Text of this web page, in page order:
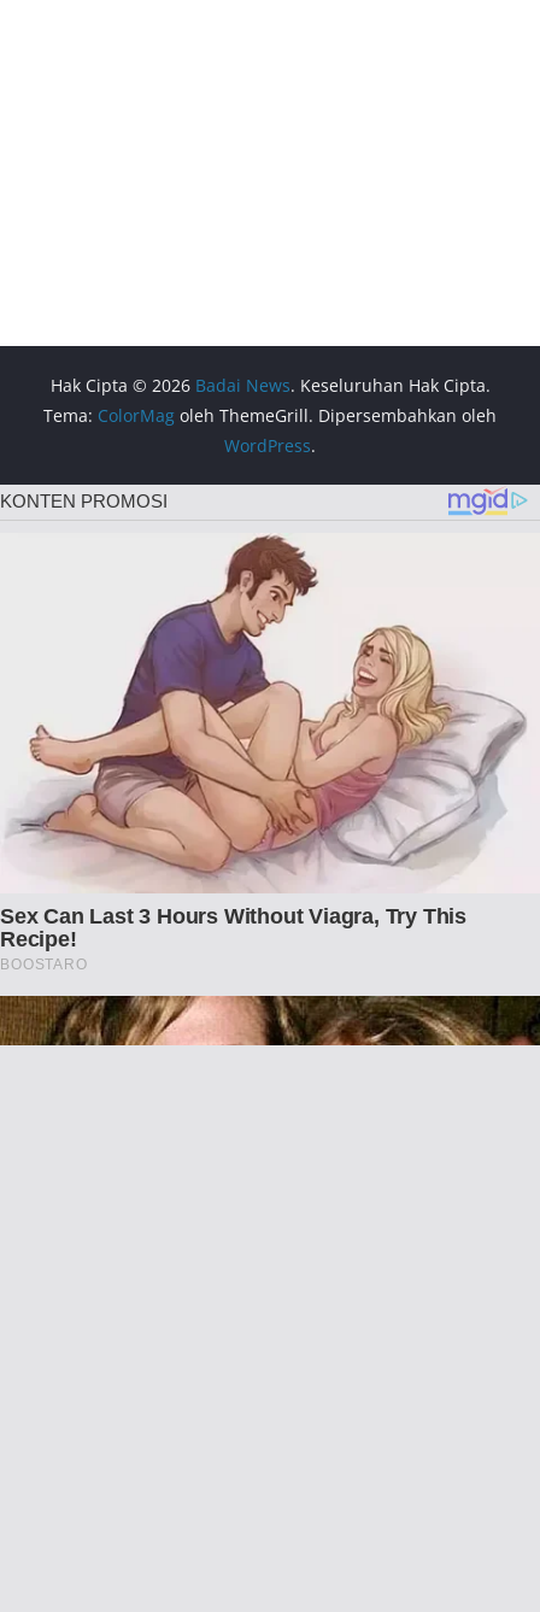
Hak Cipta © 2026 Badai News. Keseluruhan Hak Cipta.
Tema: ColorMag oleh ThemeGrill. Dipersembahkan oleh
WordPress.